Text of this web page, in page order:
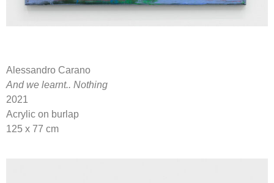
Alessandro Carano
And we learnt.. Nothing
2021
Acrylic on burlap
125 x 77 cm